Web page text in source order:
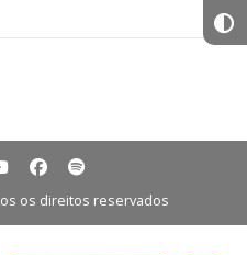
os direitos reservados